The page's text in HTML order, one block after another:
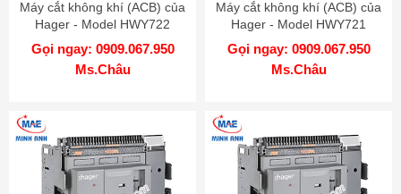
Máy cắt không khí (ACB) của
Hager - Model HWY722
Gọi ngay: 0909.067.950
Ms.Châu
Máy cắt không khí (ACB) của
Hager - Model HWY721
Gọi ngay: 0909.067.950
Ms.Châu